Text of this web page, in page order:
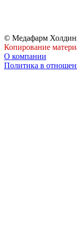
© Медафарм
Копирование
О компании
Политика в